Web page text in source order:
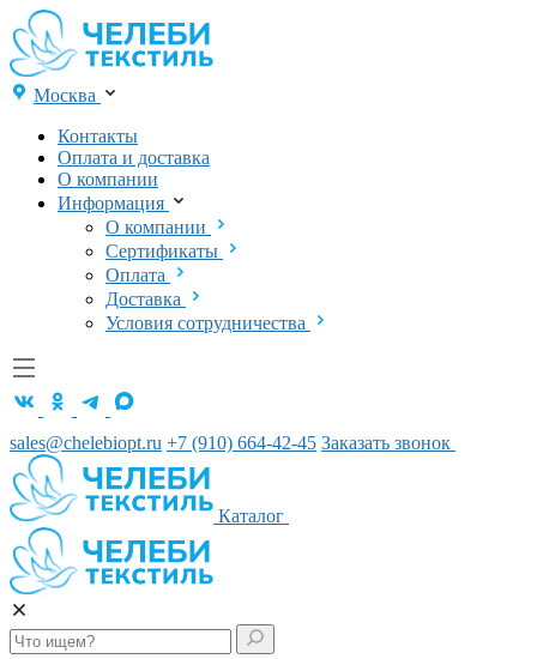
Москва
Контакты
Оплата и доставка
О компании
Информация
О компании
Сертификаты
Оплата
Доставка
Условия сотрудничества
sales@chelebiopt.ru +7 (910) 664-42-45 Заказать звонок
Каталог